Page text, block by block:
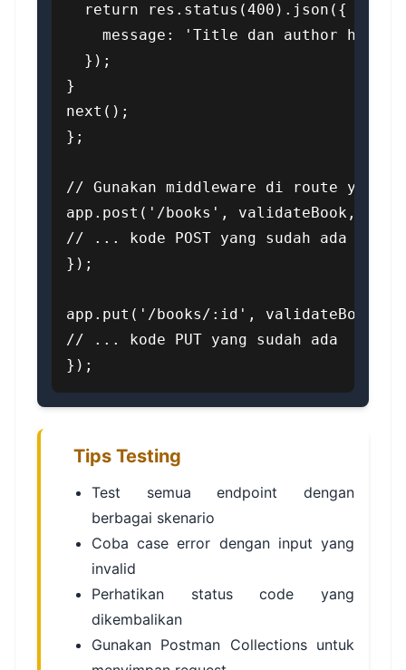
  return res.status(400).json({
message: 'Title dan author harus
  });
}
next();
};
// Gunakan middleware di route yang
app.post('/books', validateBook,
// ... kode POST yang sudah ada
});
app.put('/books/:id', validateBook,
// ... kode PUT yang sudah ada
});
Tips Testing
Test semua endpoint dengan
berbagai skenario
Coba case error dengan input yang
invalid
Perhatikan status code yang
dikembalikan
Gunakan Postman Collections untuk